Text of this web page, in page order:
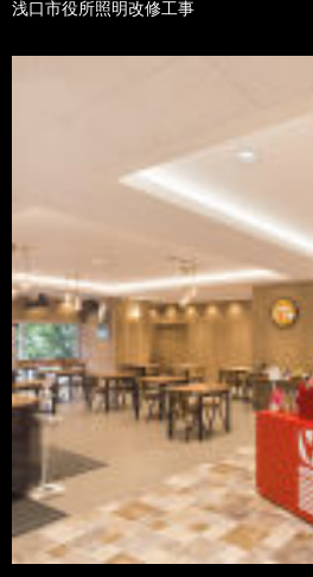
浅口市役所照明改修工事